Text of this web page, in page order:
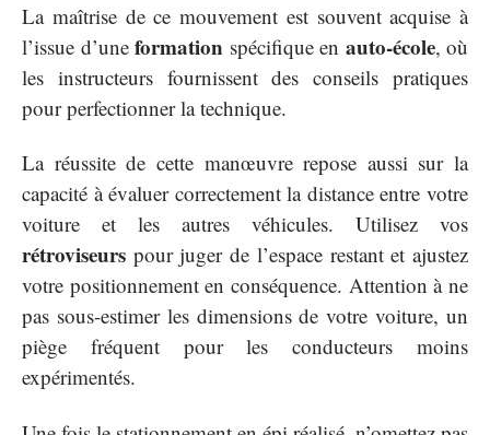
La maîtrise de ce mouvement est souvent acquise à
l’issue d’une formation spécifique en auto-école, où
les instructeurs fournissent des conseils pratiques
pour perfectionner la technique.
La réussite de cette manœuvre repose aussi sur la
capacité à évaluer correctement la distance entre votre
voiture et les autres véhicules. Utilisez vos
rétroviseurs pour juger de l’espace restant et ajustez
votre positionnement en conséquence. Attention à ne
pas sous-estimer les dimensions de votre voiture, un
piège fréquent pour les conducteurs moins
expérimentés.